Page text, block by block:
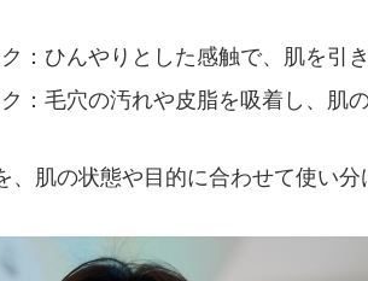
：ひんやりとした感触で、肌を引
：毛穴の汚れや皮脂を吸着し、肌
、肌の状態や目的に合わせて使い分